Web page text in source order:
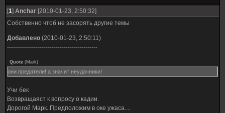
[1] Anchar [2010-01-23, 2:50:32]
Собственно чтоб не засорять другие темы
Добавлено (2010-01-23, 2:50:11)
---------------------------------------------
Quote (Mark)
они предатели! а значит неудачники!
Учи бек
Возвращаяст к вопросу о кадии.
Дорогой Марк..Предположим в оке ужаса....